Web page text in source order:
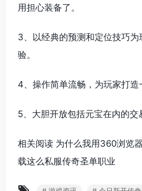
用担心装备了。
3、以经典的预测和定位技巧
验。
4、操作简单流畅，为玩家打造
5、大胆开放包括元宝在内的交
相关阅读 为什么我用360浏览
载这么私服传奇圣单职业